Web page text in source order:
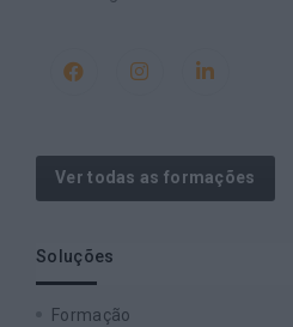
Ver todas as formações
Soluções
Formação